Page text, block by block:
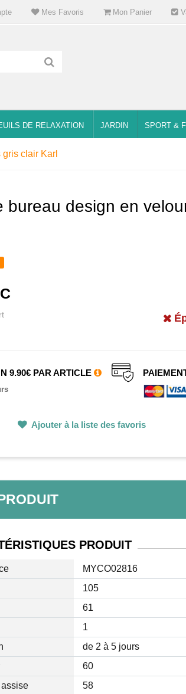
Mes Favoris Mon Panier
DE RELAXATION JARDIN SPORT &
clair Karl
bureau design en
9.90€ PAR ARTICLE
Ajouter à la liste des favoris
PRODUIT
MYCO02816
105
61
1
de 2 à 5 jours
60
58